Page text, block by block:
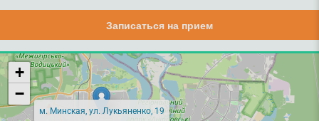
Записаться на прием
м. Минская, ул. Лукьяненко, 19
+
−